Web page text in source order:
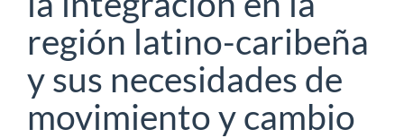
región latino-caribeña
y sus necesidades de
movimiento y cambio